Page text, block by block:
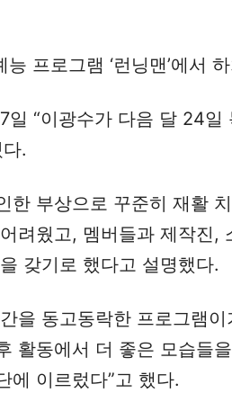
프로그램 ‘런닝맨’에서
일 “이광수가 다음 달 24일
.
한 부상으로 꾸준히 재활
려웠고, 멤버들과 제작진,
갖기로 했다고 설명했다.
을 동고동락한 프로그램
활동에서 더 좋은 모습들
에 이르렀다”고 했다.